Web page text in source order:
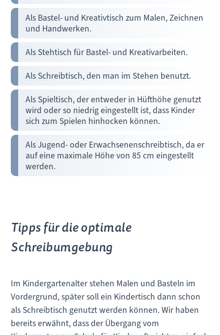
Als Bastel- und Kreativtisch zum Malen, Zeichnen
und Handwerken.
Als Stehtisch für Bastel- und Kreativarbeiten.
Als Schreibtisch, den man im Stehen benutzt.
Als Spieltisch, der entweder in Hüfthöhe genutzt
wird oder so niedrig eingestellt ist, dass Kinder
sich zum Spielen hinhocken können.
Als Jugend- oder Erwachsenenschreibtisch, da er
auf eine maximale Höhe von 85 cm eingestellt
werden.
Tipps für die optimale
Schreibumgebung
Im Kindergartenalter stehen Malen und Basteln im
Vordergrund, später soll ein Kindertisch dann schon
als Schreibtisch genutzt werden können. Wir haben
bereits erwähnt, dass der Übergang vom